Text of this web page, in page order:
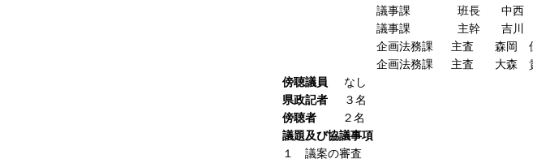
議事課 班長 中西 健
議事課 主幹 吉川 幸
企画法務課 主査 森岡 佳
企画法務課 主査 大森 貴
傍聴議員
なし
県政記者 ３名
傍聴者 ２名
議題及び協議事項
１ 議案の審査